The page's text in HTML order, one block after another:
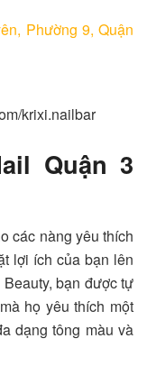
Phường 9, Quận
krixi.nailbar
Quận 3
các nàng yêu thích
lợi ích của bạn lên
bạn được tự
họ yêu thích một
dạng tông màu và